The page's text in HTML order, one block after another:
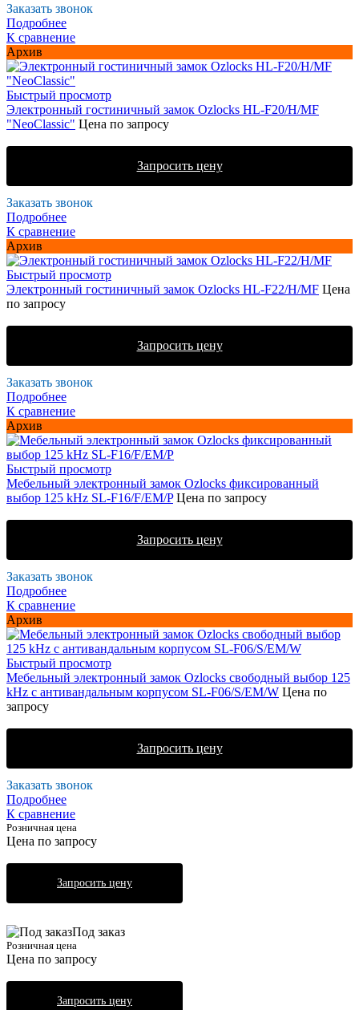
Заказать звонок
Подробнее
К сравнение
Архив
Быстрый просмотр
Электронный гостиничный замок Ozlocks HL-F20/H/MF
"NeoClassic" Цена по запросу
Запросить цену
Заказать звонок
Подробнее
К сравнение
Архив
Быстрый просмотр
Электронный гостиничный замок Ozlocks HL-F22/H/MF Цена
по запросу
Запросить цену
Заказать звонок
Подробнее
К сравнение
Архив
Быстрый просмотр
Мебельный электронный замок Ozlocks фиксированный
выбор 125 kHz SL-F16/F/EM/P Цена по запросу
Запросить цену
Заказать звонок
Подробнее
К сравнение
Архив
Быстрый просмотр
Мебельный электронный замок Ozlocks свободный выбор 125
kHz с антивандальным корпусом SL-F06/S/EM/W Цена по
запросу
Запросить цену
Заказать звонок
Подробнее
К сравнение
Розничная цена
Цена по запросу
Запросить цену
Под заказ
Розничная цена
Цена по запросу
Запросить цену